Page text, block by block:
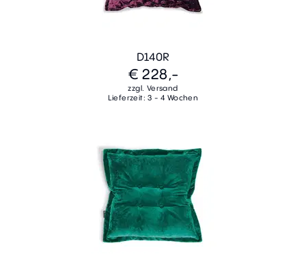
D140R
€ 228,-
zzgl. Versand
Lieferzeit: 3 - 4 Wochen